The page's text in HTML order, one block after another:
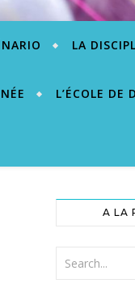
LA
L’ÉCOLE DE
A LA